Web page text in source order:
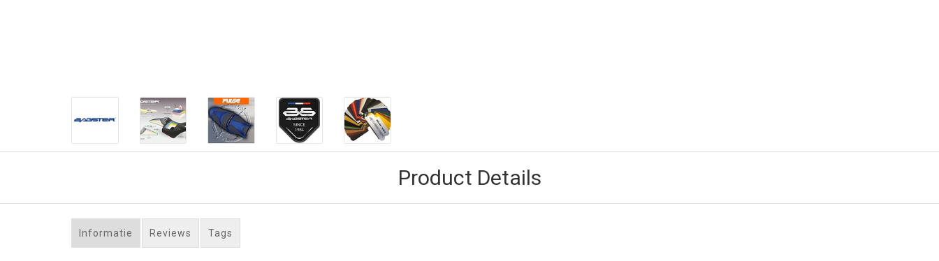
Product Details
Informatie Reviews Tags